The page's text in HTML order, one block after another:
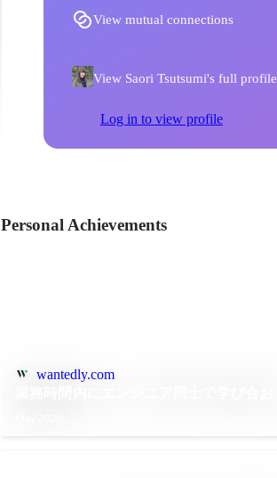
View mutual connections
View Saori Tsutsumi's full profile
Log in to view profile
Personal Achievements
wantedly.com